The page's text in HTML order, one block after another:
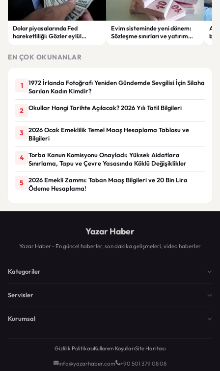
Dolar piyasalarında Fed
hareketliliği: Gözler eylül
Evim sisteminde yeni dönem:
Sözleşme sınırları ve yatırım
EN ÇOK OKUNANLAR
1
1972 İrlanda Fotoğrafı Yeniden Gündemde Sevgilisi İçin Silaha
Sarılan Kadın Kimdir?
2 Okullar Hangi Tarihte Açılacak? 2026 Yılı Tatil Bilgileri
3
2026 Ocak Emeklilik Temel Maaş Hesaplama Tablosu ve
Bilgileri
4
Torba Kanun Komisyonu Onayladı: Yüksek Aidatlara
Sınırlama, Tapu ve Çevre Yasasında Köklü Değişiklikler
5
2026 Emekli Zammı: Taban Maaş Bilgileri ve 20 Bin Lira
Ödeme Hesaplama!
Yazar Haber
Yazar Haber - En güncel haberler, son dakika gelişmeleri, video haberler
Kategoriler
Servisler
Kurumsal
Gizlilik PolitikasıKullanım KoşullarıSite Haritası
info@yazarhaber.com +90 501 379 08 08